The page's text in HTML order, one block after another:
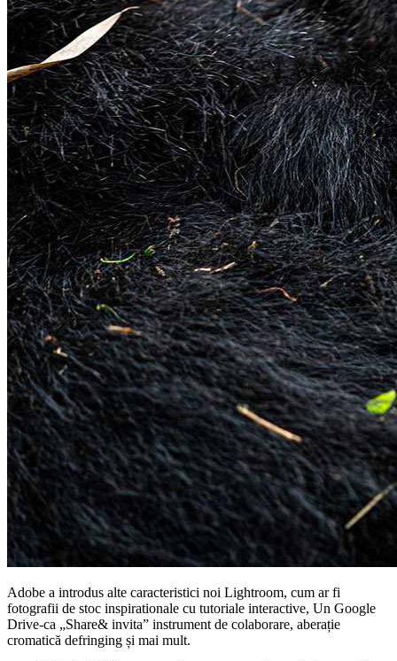
Adobe a introdus alte caracteristici noi Lightroom, cum ar fi
fotografii de stoc inspirationale cu tutoriale interactive, Un Google
Drive-ca „Share& invita” instrument de colaborare, aberație
cromatică defringing și mai mult.